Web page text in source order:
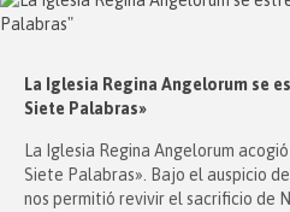
La Iglesia Regina Angelorum se
Siete Palabras»
La Iglesia Regina Angelorum
Siete Palabras». Bajo el auspicio
nos permitió revivir el sacrificio de